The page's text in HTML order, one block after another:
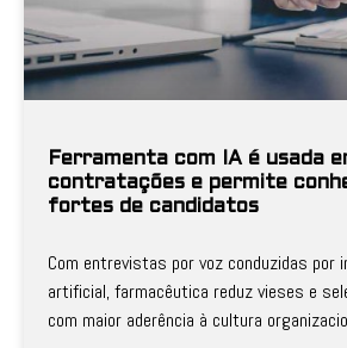
Ferramenta com IA é usada
contratações e permite
fortes de candidatos
Com entrevistas por voz conduzidas por
artificial, farmacêutica reduz vieses e
com maior aderência à cultura